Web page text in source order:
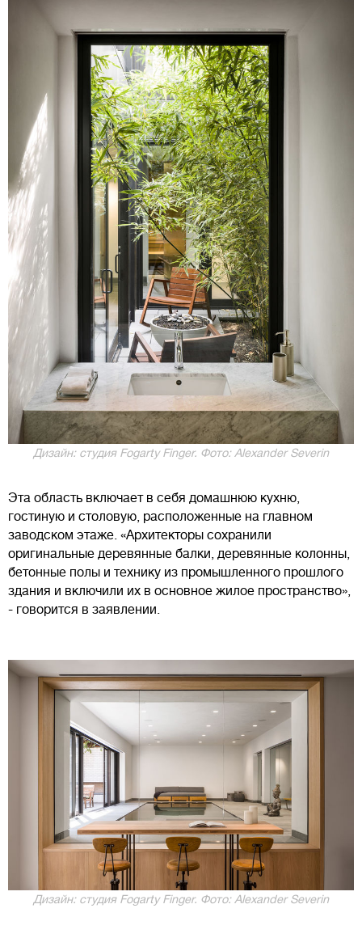
Дизайн: студия Fogarty Finger. Фото: Alexander Severin
Эта область включает в себя домашнюю кухню,
гостиную и столовую, расположенные на главном
заводском этаже. «Архитекторы сохранили
оригинальные деревянные балки, деревянные колонны,
бетонные полы и технику из промышленного прошлого
здания и включили их в основное жилое пространство»,
- говорится в заявлении.
Дизайн: студия Fogarty Finger. Фото: Alexander Severin